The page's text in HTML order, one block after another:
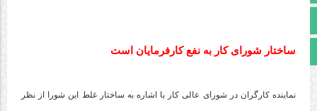
مجوز سایت
ساختار شورای کار به نفع کارفرمایان است
نماینده کارگران در شورای عالی کار با اشاره به ساختار غلط این شورا از نظر